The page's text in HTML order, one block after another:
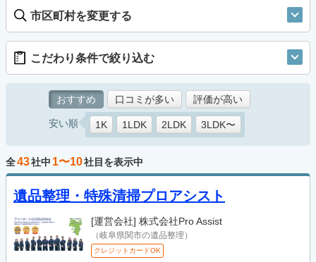
市区町村を変更する
こだわり条件で絞り込む
おすすめ 口コミが多い 評価が高い
安い順 1K 1LDK 2LDK 3LDK〜
全43社中 1〜10社目を表示中
遺品整理・特殊清掃プロアシスト
[運営会社] 株式会社Pro Assist
（岐阜県関市の遺品整理）
クレジットカードOK